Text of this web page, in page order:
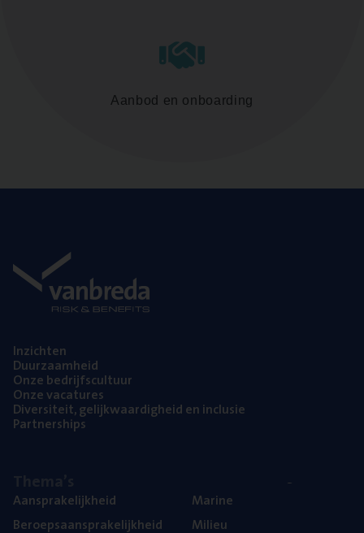
Aanbod en onboarding
Inzich­ten
Duur­zaam­heid
Onze bedrijfs­cul­tuur
Onze vaca­tu­res
Diver­si­teit, gelijk­waar­dig­heid en inclusie
Part­ner­ships
Aan­spra­ke­lijk­heid
Beroeps­aan­spra­ke­lijk­heid
Mari­ne
Mili­eu